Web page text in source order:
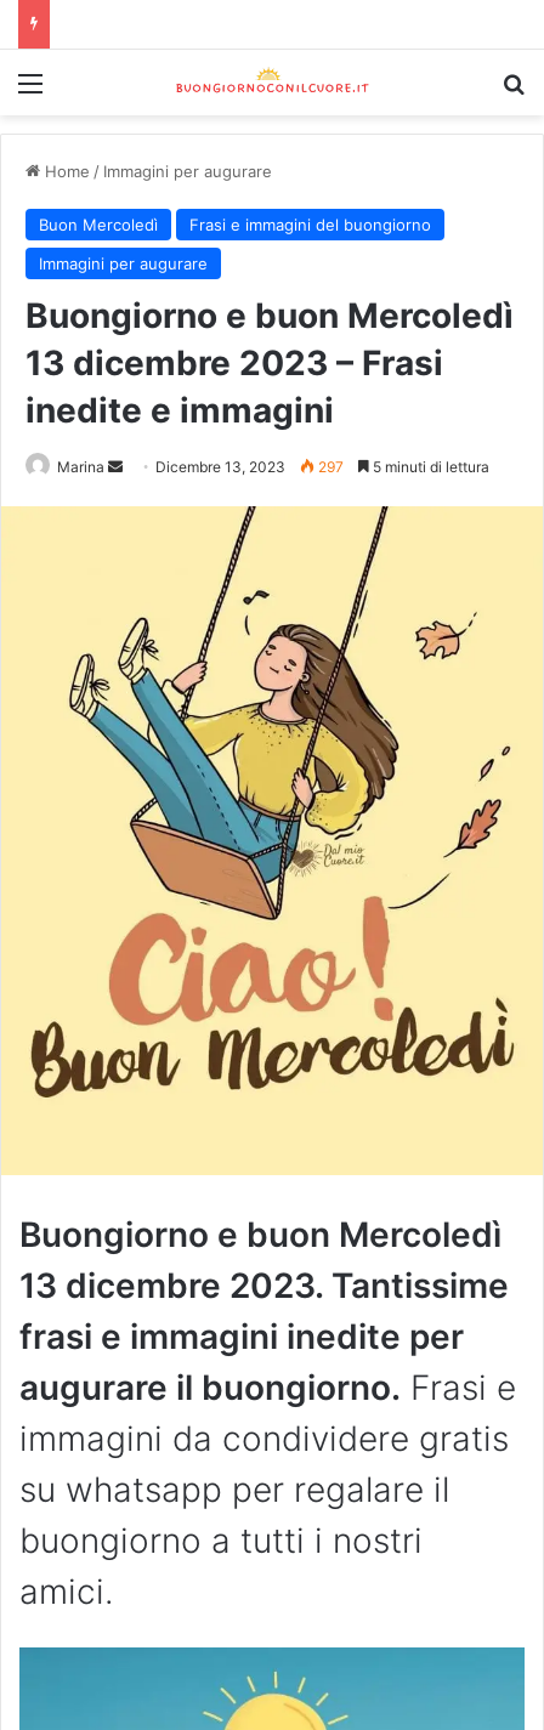
Home / Immagini per augurare
Buon Mercoledì
Frasi e immagini del buongiorno
Immagini per augurare
Buongiorno e buon Mercoledì
13 dicembre 2023 – Frasi
inedite e immagini
Marina Dicembre 13, 2023 297 5 minuti di lettura
Buongiorno e buon Mercoledì
13 dicembre 2023. Tantissime
frasi e immagini inedite per
augurare il buongiorno. Frasi e
immagini da condividere gratis
su whatsapp per regalare il
buongiorno a tutti i nostri
amici.